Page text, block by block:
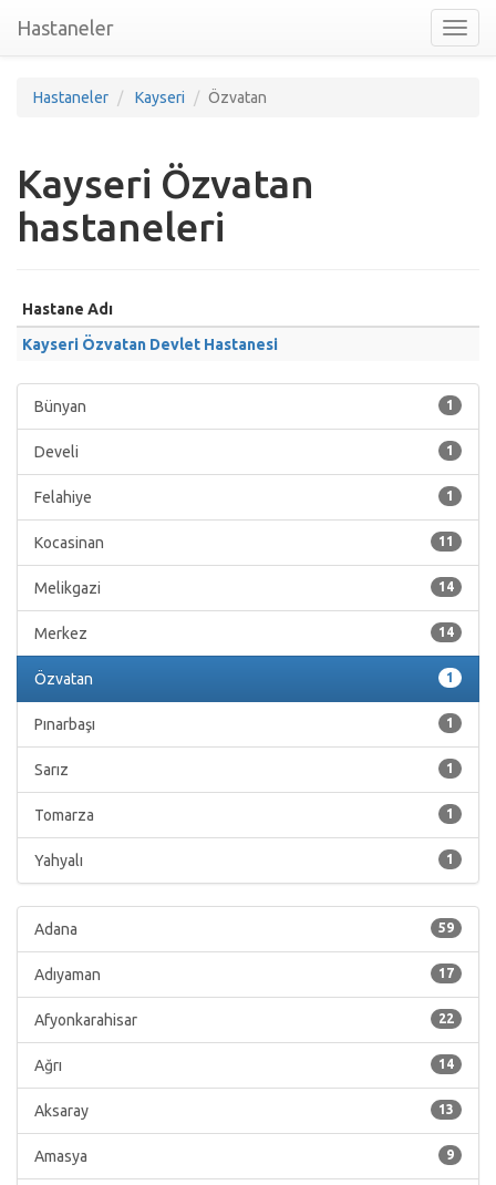
nav
Hastaneler
Hastaneler Kayseri Özvatan
Kayseri Özvatan
hastaneleri
Hastane Adı
Kayseri Özvatan Devlet Hastanesi
1
Bünyan
1
Develi
1
Felahiye
11
Kocasinan
14
Melikgazi
14
Merkez
1
Özvatan
1
Pınarbaşı
1
Sarız
1
Tomarza
1
Yahyalı
59
Adana
17
Adıyaman
22
Afyonkarahisar
14
Ağrı
13
Aksaray
9
Amasya